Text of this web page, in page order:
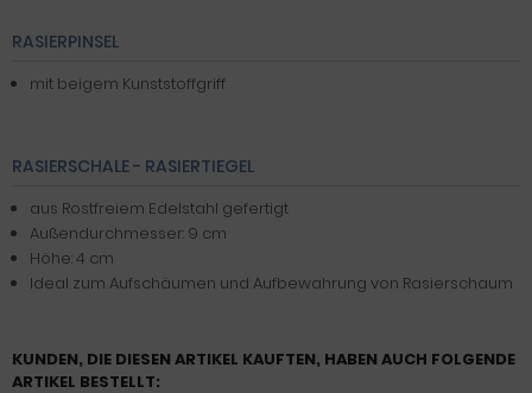
RASIERPINSEL
mit beigem Kunststoffgriff
RASIERSCHALE - RASIERTIEGEL
aus Rostfreiem Edelstahl gefertigt
Außendurchmesser: 9 cm
Höhe: 4 cm
Ideal zum Aufschäumen und Aufbewahrung von Rasierschaum
KUNDEN, DIE DIESEN ARTIKEL KAUFTEN, HABEN AUCH FOLGENDE
ARTIKEL BESTELLT: